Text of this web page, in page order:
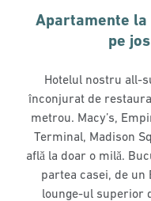
Apartamente
pe
Hotelul nostru all-
înconjurat de
metrou. Macy’s,
Terminal, Madison
află la doar o milă.
partea casei, de un
lounge-ul superior